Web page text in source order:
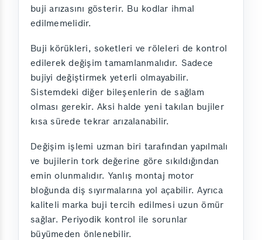
buji arızasını gösterir. Bu kodlar ihmal
edilmemelidir.
Buji körükleri, soketleri ve röleleri de kontrol
edilerek değişim tamamlanmalıdır. Sadece
bujiyi değiştirmek yeterli olmayabilir.
Sistemdeki diğer bileşenlerin de sağlam
olması gerekir. Aksi halde yeni takılan bujiler
kısa sürede tekrar arızalanabilir.
Değişim işlemi uzman biri tarafından yapılmalı
ve bujilerin tork değerine göre sıkıldığından
emin olunmalıdır. Yanlış montaj motor
bloğunda diş sıyırmalarına yol açabilir. Ayrıca
kaliteli marka buji tercih edilmesi uzun ömür
sağlar. Periyodik kontrol ile sorunlar
büyümeden önlenebilir.